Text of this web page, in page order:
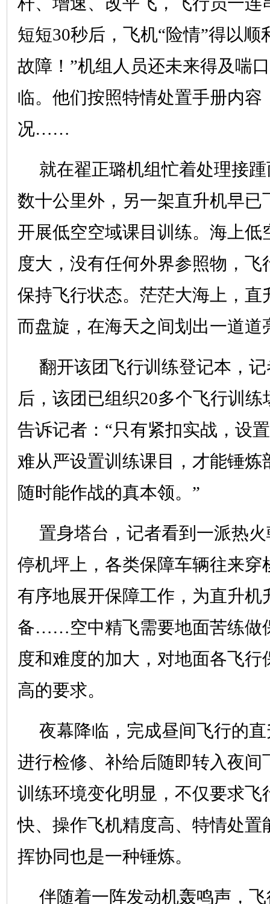
短短30秒后，飞机“险情”得以顺
故障！”机组人员还未来得及喘
临。他们按照特情处置手册内容
况……
就在翟正璐机组忙着处理接
数十公里外，另一架直升机早已
开展低空空域课目训练。海上低
度大，没有任何外界参照物，飞
保持飞行状态。茫茫大海上，直
而盘旋，在海天之间划出一道
翻开该团飞行训练登记本，
后，该团已组织20多个飞行训
告诉记者：“只有紧扣实战，设
难从严设置训练课目，才能锤炼
随时能作战的真本领。”
置身塔台，记者看到一派热
停机坪上，各类保障车辆往来穿
有序地展开保障工作，为直升机
备……空中精飞需要地面苦练做
度和难度的加大，对地面各飞行
高的要求。
夜幕降临，完成昼间飞行的
进行检修、补给后随即转入夜间
训练环境变化明显，不仅要求飞
快、操作飞机精度高、特情处置
挥协同也是一种锤炼。
伴随着一阵发动机轰鸣声，